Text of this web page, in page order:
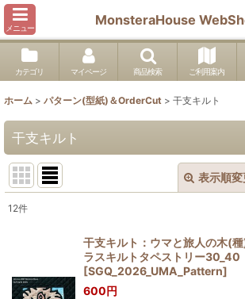
メニュー
MonsteraHouse
カテゴリ マイページ 商品検索 ご利用案内
ホーム > パターン(型紙)＆OrderCut > 干支キルト
干支キルト
表示順変
12件
干支キルト：ウマと旅人の木(
ラスキルトタペストリー
[SGQ_2026_UMA_Pattern]
600円